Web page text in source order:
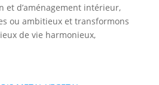
et d’aménagement intérieur,
ou ambitieux et transformons
de vie harmonieux,